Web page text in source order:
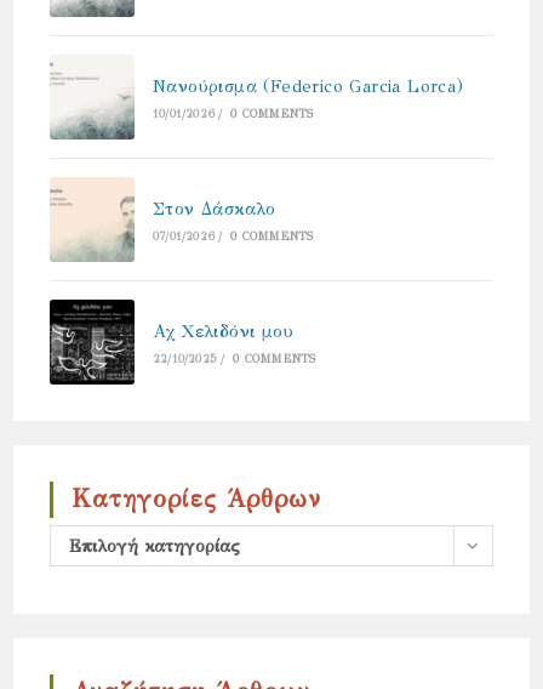
Νανούρισμα (Federico Garcia Lorca)
10/01/2026 / 0 COMMENTS
Στον Δάσκαλο
07/01/2026 / 0 COMMENTS
Αχ Χελιδόνι μου
22/10/2025 / 0 COMMENTS
Κατηγορίες Άρθρων
Κατηγορίες
Επιλογή κατηγορίας